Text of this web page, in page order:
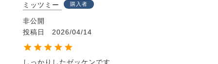
ミッツミー 購入者
非公開
投稿日
2026/04/14
しっかりしたゼッケンです